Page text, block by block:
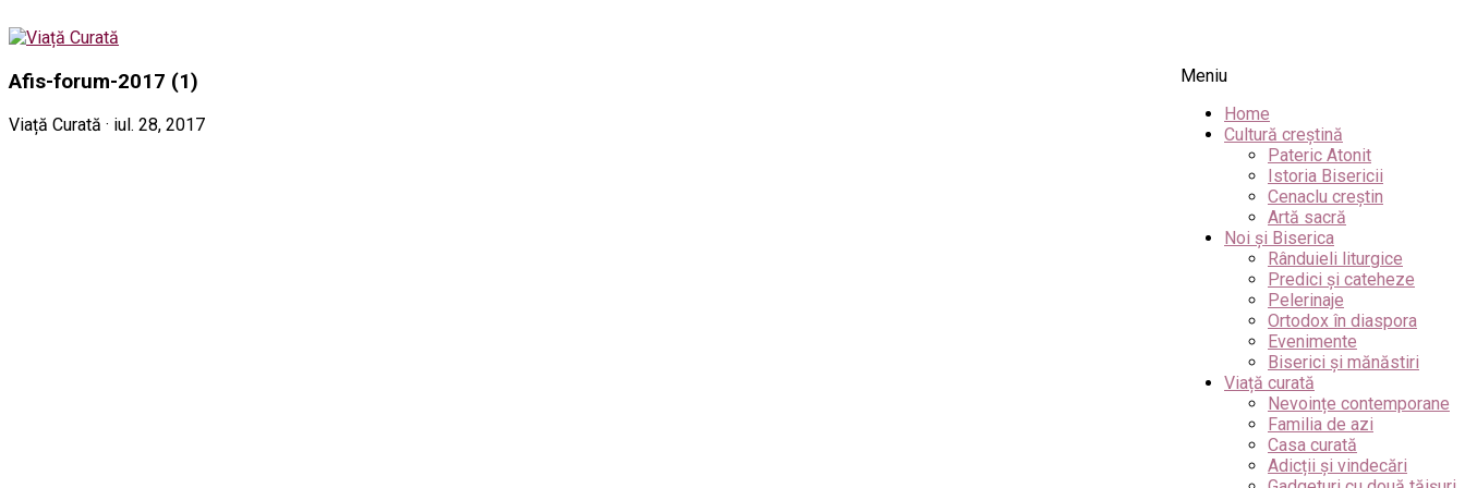
Meniu
Home
Cultură creștină
Pateric Atonit
Istoria Bisericii
Cenaclu creștin
Artă sacră
Noi și Biserica
Rânduieli liturgice
Predici și cateheze
Pelerinaje
Ortodox în diaspora
Evenimente
Biserici și mănăstiri
Viață curată
Nevoințe contemporane
Familia de azi
Casa curată
Adicții și vindecări
Afis-forum-2017 (1)
Viață Curată · iul. 28, 2017